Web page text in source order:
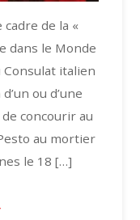
de la «
dans le Monde
Consulat italien
ou d’une
concourir au
au mortier
le 18 […]